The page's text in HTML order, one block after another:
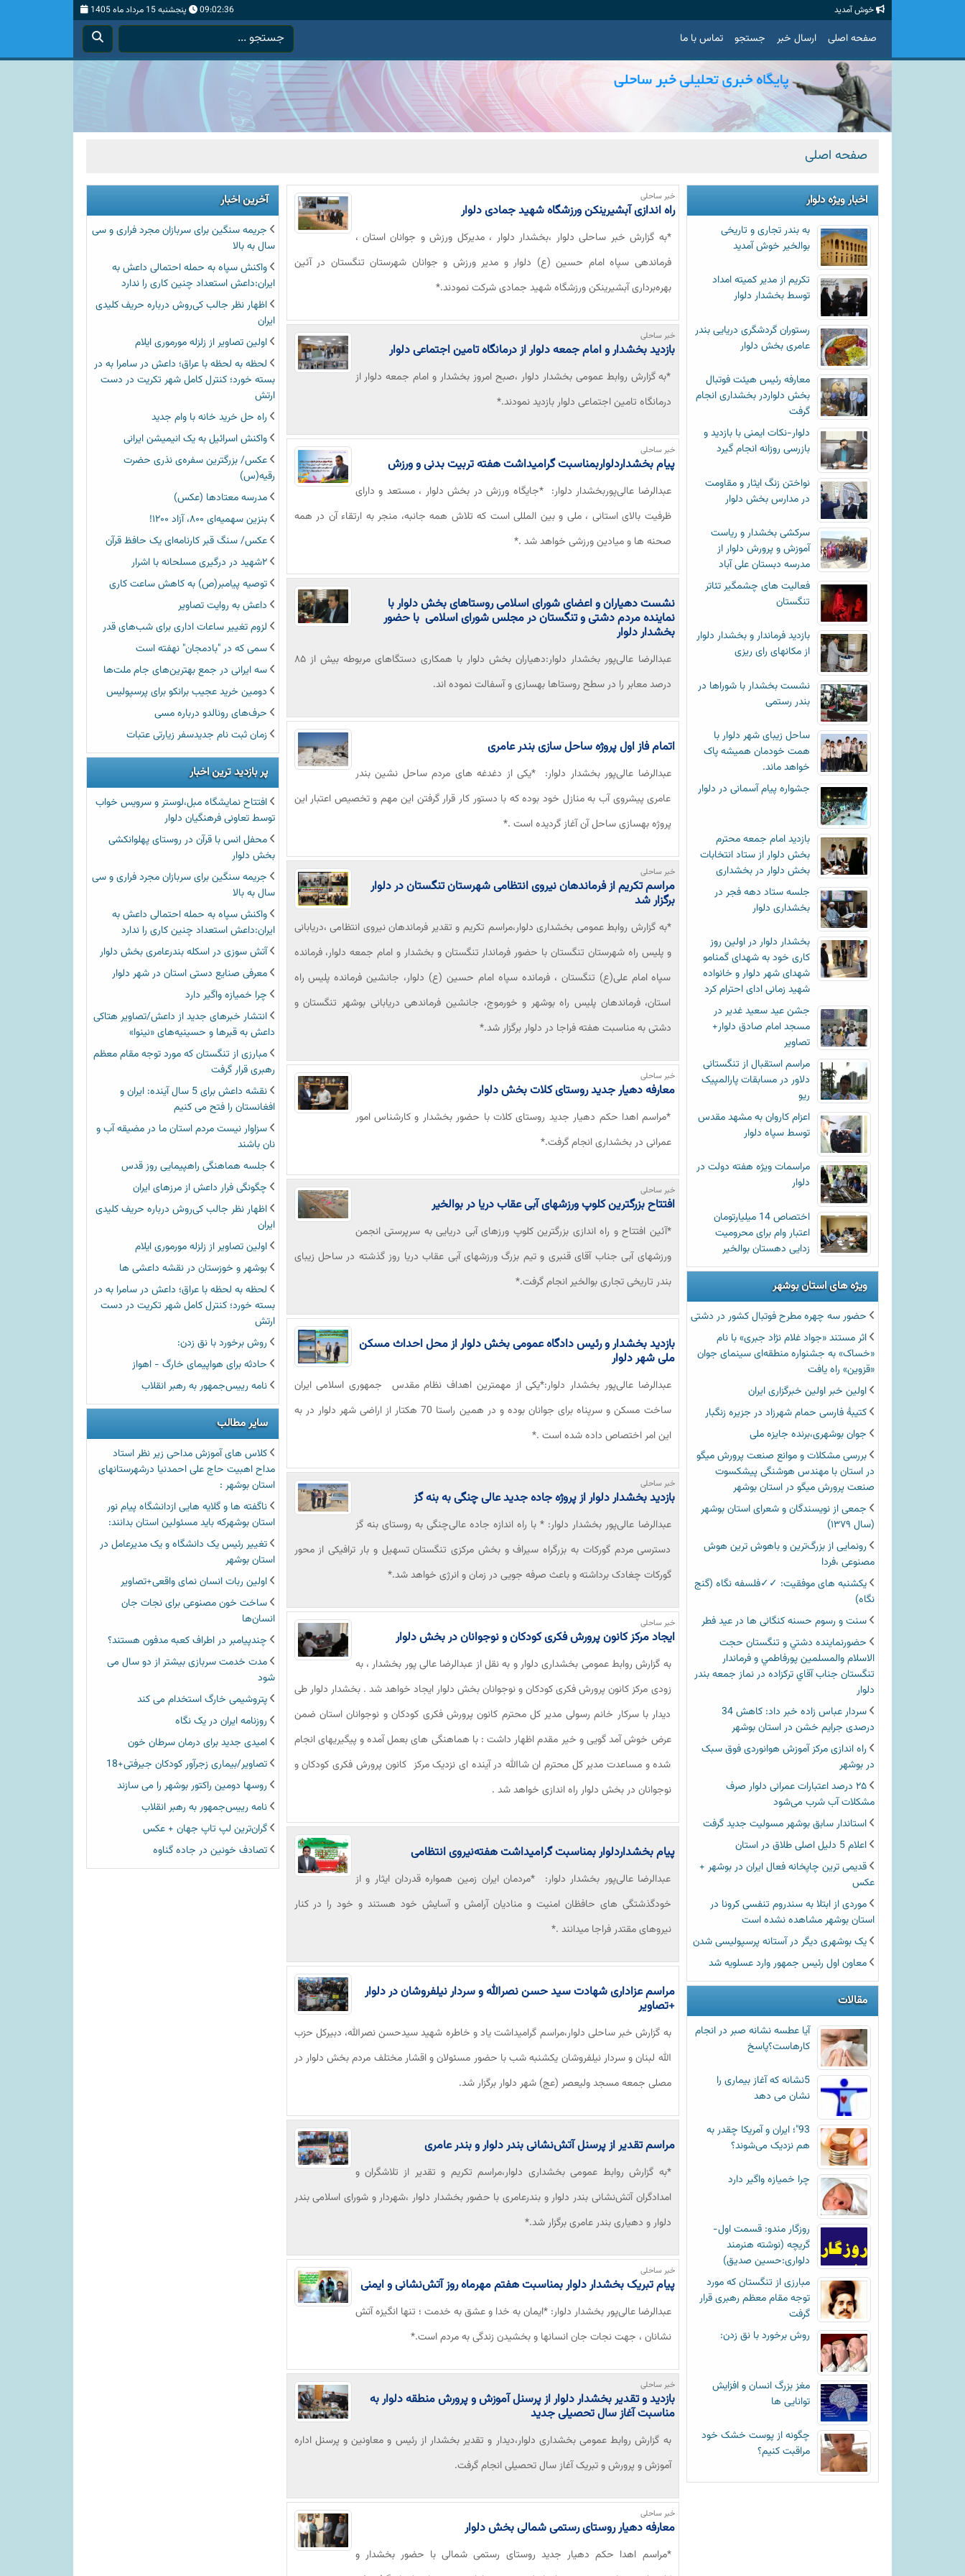
خوش آمدید 09:02:37 پنجشنبه 15 مرداد ماه 1405
صفحه اصلی ارسال خبر جستجو تماس با ما
صفحه اصلی
خبر ساحلی
راه اندازی آبشیرینکن ورزشگاه شهید جمادی دلوار
*به گزارش خبر ساحلی دلوار ،بخشدار دلوار ، مدیرکل ورزش و جوانان استان ،
فرماندهی سپاه امام حسین (ع) دلوار و مدیر ورزش و جوانان شهرستان تنگستان در آئین
بهره‌برداری آبشیرینکن ورزشگاه شهید جمادی شرکت نمودند.*
خبر ساحلی
بازدید بخشدار و امام جمعه دلوار از درمانگاه تامین اجتماعی دلوار
*به گزارش روابط عمومی بخشدار دلوار ،صبح امروز بخشدار و امام جمعه دلوار از
درمانگاه تامین اجتماعی دلوار بازدید نمودند.*
خبر ساحلی
پیام بخشداردلواربمناسبت گرامیداشت هفته تربیت بدنی و ورزش
عبدالرضا عالی‌پوربخشدار دلوار: *جایگاه ورزش در بخش دلوار ، مستعد و دارای
ظرفیت بالای استانی ، ملی و بین المللی است که تلاش همه جانبه، منجر به ارتقاء آن در همه
صحنه ها و میادین ورزشی خواهد شد .*
نشست دهیاران و اعضای شورای اسلامی روستاهای بخش دلوار با
نماینده مردم دشتی و تنگستان در مجلس شورای اسلامی با حضور
بخشدار دلوار
عبدالرضا عالی‌پور بخشدار دلوار:دهیاران بخش دلوار با همکاری دستگاهای مربوطه بیش از ۸۵
درصد معابر را در سطح روستاها بهسازی و آسفالت نموده اند.
اتمام فاز اول پروژه ساحل سازی بندر عامری
عبدالرضا عالی‌پور بخشدار دلوار: *یکی از دغدغه های مردم ساحل نشین بندر
عامری پیشروی آب به منازل خود بوده که با دستور کار قرار گرفتن این مهم و تخصیص اعتبار این
پروژه بهسازی ساحل آن آغاز گردیده است .*
خبر ساحلی
مراسم تکریم از فرماندهان نیروی انتظامی شهرستان تنگستان در دلوار
برگزار شد
*به گزارش روابط عمومی بخشداری دلوار،مراسم تکریم و تقدیر فرماندهان نیروی انتظامی ،دریابانی
و پلیس راه شهرستان تنگستان با حضور فرماندار تنگستان و بخشدار و امام جمعه دلوار، فرمانده
سپاه امام علی(ع) تنگستان ، فرمانده سپاه امام حسین (ع) دلوار، جانشین فرمانده پلیس راه
استان، فرماندهان پلیس راه بوشهر و خورموج، جانشین فرماندهی دریابانی بوشهر تنگستان و
دشتی به مناسبت هفته فراجا در دلوار برگزار شد.*
خبر ساحلی
معارفه دهیار جدید روستای کلات بخش دلوار
*مراسم اهدا حکم دهیار جدید روستای کلات با حضور بخشدار و کارشناس امور
عمرانی در بخشداری انجام گرفت.*
خبر ساحلی
افتتاح بزرگترین کلوپ ورزشهای آبی عقاب دریا در بوالخیر
*آئین افتتاح و راه اندازی بزرگترین کلوپ ورزهای آبی دریایی به سرپرستی انجمن
ورزشهای آبی جناب آقای قنبری و تیم بزرگ ورزشهای آبی عقاب دریا روز گذشته در ساحل زیبای
بندر تاریخی تجاری بوالخیر انجام گرفت.*
بازدید بخشدار و رئیس دادگاه عمومی بخش دلوار از محل احداث مسکن
ملی شهر دلوار
عبدالرضا عالی‌پور بخشدار دلوار:*یکی از مهمترین اهداف نظام مقدس جمهوری اسلامی ایران
ساخت مسکن و سرپناه برای جوانان بوده و در همین راستا 70 هکتار از اراضی شهر دلوار در به
این امر اختصاص داده شده است .*
خبر ساحلی
بازدید بخشدار دلوار از پروژه جاده جدید عالی چنگی به بنه گز
عبدالرضا عالی‌پور بخشدار دلوار: * با راه اندازه جاده عالی‌چنگی به روستای بنه گز
دسترسی مردم گورکات به بزرگراه سیراف و بخش مرکزی تنگستان تسهیل و بار ترافیکی از محور
گورکات چغادک برداشته و باعث صرفه جویی در زمان و انرژی خواهد شد.*
خبر ساحلی
ایجاد مرکز کانون پرورش فکری کودکان و نوجوانان در بخش دلوار
به گزارش روابط عمومی بخشداری دلوار و به نقل از عبدالرضا عالی پور بخشدار ، به
زودی مرکز کانون پرورش فکری کودکان و نوجوانان بخش دلوار ایجاد خواهد شد . بخشدار دلوار طی
دیدار با سرکار خانم رسولی مدیر کل محترم کانون پرورش فکری کودکان و نوجوانان استان ضمن
عرض خوش آمد گویی و خیر مقدم اظهار داشت : با هماهنگی های بعمل آمده و پیگیریهای انجام
شده و مساعدت مدیر کل محترم ان شاالله در آینده ای نزدیک مرکز کانون پرورش فکری کودکان و
نوجوانان در بخش دلوار راه اندازی خواهد شد .
پیام بخشدار‌دلوار بمناسبت گرامیداشت هفته‌‌نیروی انتظامی
عبدالرضا عالی‌پور بخشدار دلوار: *مردمان ایران زمین همواره قدردان ایثار و از
خودگذشتگی های حافظان امنیت و منادیان آرامش و آسایش خود هستند و خود را در کنار
نیروهای مقتدر فراجا میدانند .*
مراسم عزاداری شهادت سید حسن نصرالله و سردار نیلفروشان در دلوار
+تصاویر
به گزارش خبر ساحلی دلوار،مراسم گرامیداشت یاد و خاطره شهید سیدحسن نصرالله، دبیرکل حزب
الله لبنان و سردار نیلفروشان یکشنبه شب با حضور مسئولان و اقشار مختلف مردم بخش دلوار در
مصلی جمعه مسجد ولیعصر (عج) شهر دلوار برگزار شد.
مراسم تقدیر از پرسنل آتش‌نشانی بندر دلوار و بندر عامری
*به گزارش روابط عمومی بخشداری دلوار،مراسم تکریم و تقدیر از تلاشگران و
امدادگران آتش‌نشانی بندر دلوار و بندرعامری با حضور بخشدار دلوار ،شهردار و شورای اسلامی بندر
دلوار و دهیاری بندر عامری برگزار شد.*
خبر ساحلی
پیام تبریک بخشدار دلوار بمناسبت هفتم مهرماه روز آتش‌نشانی و ایمنی
عبدالرضا عالی‌پور بخشدار دلوار: *ایمان به خدا و عشق به خدمت ؛ تنها انگیزه آتش
نشانان ، جهت نجات جان انسانها و بخشیدن زندگی به مردم است.*
خبر ساحلی
بازدید و تقدیر بخشدار دلوار از پرسنل آموزش و پرورش منطقه دلوار به
مناسبت آغاز سال تحصیلی جدید
به گزارش روابط عمومی بخشداری دلوار،دیدار و تقدیر بخشدار از رئیس و معاونین و پرسنل اداره
آموزش و پرورش و تبریک آغاز سال تحصیلی انجام گرفت.
خبر ساحلی
معارفه دهیار روستای رستمی شمالی بخش دلوار
*مراسم اهدا حکم دهیار جدید روستای رستمی شمالی با حضور بخشدار و
اخبار ویژه دلوار
به بندر تجاری و تاریخی
بوالخیر خوش آمدید
تکریم از مدیر کمیته امداد
توسط بخشدار دلوار
رستوران گردشگری دریایی بندر
عامری بخش دلوار
معارفه رئیس هیئت فوتبال
بخش دلواردر بخشداری انجام
گرفت
دلوار-نکات ایمنی با بازدید و
بازرسی روزانه انجام گیرد
نواختن زنگ ایثار و مقاومت
در مدارس بخش دلوار
سرکشی بخشدار و ریاست
آموزش و پرورش دلوار از
مدرسه دبستان علی آباد
فعالیت های چشمگیر تئاتر
تنگستان
بازدید فرماندار و بخشدار دلوار
از مکانهای رای ریزی
نشست بخشدار با شوراها در
بندر رستمی
ساحل زیبای شهر دلوار با
همت خودمان همیشه پاک
خواهد ماند.
جشواره پیام آسمانی در دلوار
بازدید امام جمعه محترم
بخش دلوار از ستاد انتخابات
بخش دلوار در بخشداری
جلسه ستاد دهه فجر در
بخشداری دلوار
بخشدار دلوار در اولین روز
کاری خود به شهدای گمنامو
شهدای شهر دلوار و خانواده
شهید زمانی ادای احترام کرد
جشن عید سعید غدیر در
مسجد امام صادق دلوار+
تصاویر
مراسم استقبال از تنگستانی
دلاور در مسابقات پارالمپیک
ریو
اعزام کاروان به مشهد مقدس
توسط سپاه دلوار
مراسمات ویژه هفته دولت در
دلوار
اختصاص 14 میلیارتومان
اعتبار وام برای محرومیت
زدایی دهستان بوالخیر
ویژه های استان بوشهر
حضور سه چهره مطرح فوتبال کشور در دشتی
اثر مستند «جواد غلام نژاد جبری» با نام
«خساک» به جشنواره منطقه‌ای سینمای جوان
«قزوین» راه یافت
اولین خبر اولین خبرگزاری ایران‏
کتیبۀ فارسی حمام شهرزاد در جزیره زنگبار
جوان بوشهری،برنده جایزه ملی
بررسی مشکلات و موانع صنعت پرورش میگو
در استان با مهندس هوشنگی پیشکسوت
صنعت پرورش میگو در استان بوشهر
جمعی از نویسندگان و شعرای استان بوشهر
(سال ۱۳۷۹)
رونمایی از بزرگ‌ترین و باهوش ترین هوش
مصنوعی ،فردا
یکشنبه های موفقیت: ✓✓فلسفه نگاه (گنج
نگاه)
سنت و رسوم حسنه کنگانی ها در عید فطر
حضورنماينده دشتي و تنگستان حجت
الاسلام والمسلمين پورفاطمي و فرماندار
تنگستان جناب آقاي تركزاده در نماز جمعه بندر
دلوار
سردار عباس زاده خبر داد: کاهش 34
درصدی جرایم خشن در استان بوشهر
راه اندازی مرکز آموزش هوانوردی فوق سبک
در بوشهر
۲۵ درصد اعتبارات عمرانی دلوار صرف
مشکلات آب شرب می‌شود
استاندار سابق بوشهر مسولیت جدید گرفت
اعلام 5 دلیل اصلی طلاق در استان
قدیمی ترین چاپخانه فعال ایران در بوشهر +
عکس
موردی از ابتلا به سندروم تنفسی کرونا در
استان بوشهر مشاهده نشده است
یک بوشهری دیگر در آستانه پرسپولیسی شدن
معاون اول رئیس جمهور وارد عسلویه شد
مقالات
آیا عطسه‌ نشانه صبر در انجام
کارهاست؟پاسخ
5نشانه که آغاز بیماری را
نشان می دهد
93"؛ ایران و آمریکا چقدر به
هم نزدیک می‌شوند؟
چرا خمیازه واگیر دارد
روزگار مندو: قسمت اول-
گریچه (نوشته هنرمند
دلواری:حسین صدیق)
مبارزی از تنگستان که مورد
توجه مقام معظم رهبری قرار
گرفت
روش برخورد با نق زدن:
مغز بزرگ انسان و افزایش
توانایی ها
چگونه از پوست خشک خود
مراقبت کنیم؟
آخرین اخبار
جریمه سنگین برای سربازان مجرد فراری و سی
سال به بالا
واکنش سپاه به حمله احتمالی داعش به
ایران:داعش استعداد چنین کاری را ندارد
اظهار نظر جالب کی‌روش درباره حریف کلیدی
ایران
اولین تصاویر از زلزله مورموری ایلام
لحظه به لحظه با عراق؛ داعش در سامرا به در
بسته خورد؛ کنترل کامل شهر تکریت در دست
ارتش
راه حل خرید خانه با وام جدید
واکنش اسرائیل به یک انیمیشن ایرانی
عکس/ بزرگترین سفره‌ی نذری حضرت
رقیه(س)
مدرسه معتادها (عکس)
بنزین سهمیه‌ای ۸۰۰، آزاد ۱۲۰۰!
عکس/ سنگ قبر کارنامه‌ای یک حافظ قرآن
۲شهید در درگیری مسلحانه با اشرار
توصیه پیامبر(ص) به کاهش ساعت کاری
داعش به روایت تصاویر
لزوم تغییر ساعات اداری برای شب‌های قدر
سمی که در "بادمجان" نهفته است
سه ایرانی در جمع بهترین‌‌های جام ملت‌ها
دومین خرید عجیب برانکو برای پرسپولیس
حرف‌های رونالدو درباره مسی
زمان ثبت نام جديدسفر زیارتی عتبات
پر بازدید ترین اخبار
افتتاح نمایشگاه مبل،لوستر و سرویس خواب
توسط تعاونی فرهنگیان دلوار
محفل انس با قرآن در روستای پهلوانکشی
بخش دلوار
جریمه سنگین برای سربازان مجرد فراری و سی
سال به بالا
واکنش سپاه به حمله احتمالی داعش به
ایران:داعش استعداد چنین کاری را ندارد
آتش سوزی در اسکله بندرعامری بخش دلوار
معرفی صنایع دستی استان در شهر دلوار
چرا خمیازه واگیر دارد
انتشار خبرهای جدید از داعش/تصاویر هتاکی
داعش به قبرها و حسینیه‌های «نینوا»
مبارزی از تنگستان که مورد توجه مقام معظم
رهبری قرار گرفت
نقشه داعش برای 5 سال آینده: ایران و
افغانستان را فتح می کنیم
سزاوار نیست مردم استان ما در مضیقه آب و
نان باشند
جلسه هماهنگی راهپیمایی روز قدس
چگونگی فرار داعش از مرزهای ایران
اظهار نظر جالب کی‌روش درباره حریف کلیدی
ایران
اولین تصاویر از زلزله مورموری ایلام
بوشهر و خوزستان در نقشه داعشی ها
لحظه به لحظه با عراق؛ داعش در سامرا به در
بسته خورد؛ کنترل کامل شهر تکریت در دست
ارتش
روش برخورد با نق زدن:
حادثه برای هواپیمای خارگ - اهواز
نامه رییس‌جمهور به رهبر انقلاب
سایر مطالب
کلاس های آموزش مداحی زیر نظر استاد
مداح اهبیت حاج علی احمدنیا درشهرستانهای
استان بوشهر :
ناگفته ها و گلایه هایی ازدانشگاه پیام نور
استان بوشهرکه باید مسئولین استان بدانند:
تغییر رئیس یک دانشگاه و یک مدیرعامل در
استان بوشهر
اولین ربات انسان نمای واقعی+تصاویر
ساخت خون مصنوعی برای نجات جان
انسان‌ها
چندپیامبر در اطراف کعبه مدفون هستند؟
مدت خدمت سربازی بیشتر از دو سال می
شود
پتروشیمی خارگ استخدام می کند
روزنامه ایران در یک نگاه
امیدی جدید برای درمان سرطان خون
تصاویر/بیماری زجرآور کودکان جیرفتی+18
روسها دومین راکتور بوشهر را می سازند
نامه رییس‌جمهور به رهبر انقلاب
گران‌ترین لپ تاپ جهان + عکس
تصادف خونین در جاده گناوه